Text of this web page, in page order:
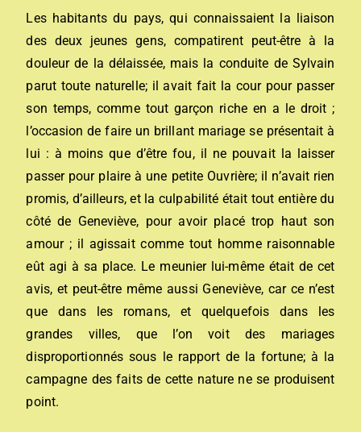
Les habitants du pays, qui connaissaient la liaison
des deux jeunes gens, compatirent peut-être à la
douleur de la délaissée, mais la conduite de Sylvain
parut toute naturelle; il avait fait la cour pour passer
son temps, comme tout garçon riche en a le droit ;
l’occasion de faire un brillant mariage se présentait à
lui : à moins que d’être fou, il ne pouvait la laisser
passer pour plaire à une petite Ouvrière; il n’avait rien
promis, d’ailleurs, et la culpabilité était tout entière du
côté de Geneviève, pour avoir placé trop haut son
amour ; il agissait comme tout homme raisonnable
eût agi à sa place. Le meunier lui-même était de cet
avis, et peut-être même aussi Geneviève, car ce n’est
que dans les romans, et quelquefois dans les
grandes villes, que l’on voit des mariages
disproportionnés sous le rapport de la fortune; à la
campagne des faits de cette nature ne se produisent
point.